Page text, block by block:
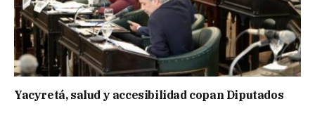
Yacyretá, salud y accesibilidad copan Diputados